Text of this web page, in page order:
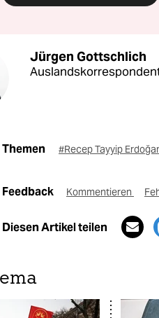
Jürgen Gottschlich
Themen #Recep Tayyip
Feedback Kommentieren
Diesen Artikel teilen